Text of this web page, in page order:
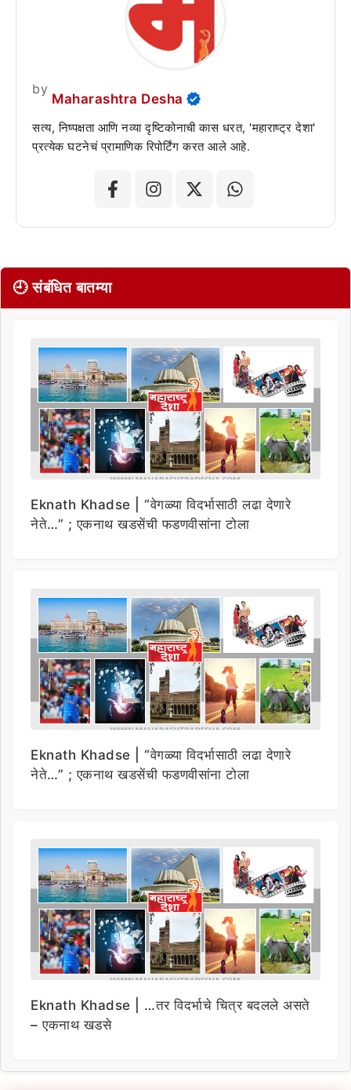
by
Maharashtra Desha
सत्य, निष्पक्षता आणि नव्या दृष्टिकोनाची कास धरत, 'महाराष्ट्र देशा'
प्रत्येक घटनेचं प्रामाणिक रिपोर्टिंग करत आले आहे.
🕘 संबंधित बातम्या
Eknath Khadse | “वेगळ्या विदर्भासाठी लढा देणारे
नेते…” ; एकनाथ खडसेंची फडणवीसांना टोला
Eknath Khadse | “वेगळ्या विदर्भासाठी लढा देणारे
नेते…” ; एकनाथ खडसेंची फडणवीसांना टोला
Eknath Khadse | …तर विदर्भाचे चित्र बदलले असते
– एकनाथ खडसे